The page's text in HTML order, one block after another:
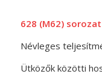
628 (M62) sorozat
Névleges
Ütközők közötti